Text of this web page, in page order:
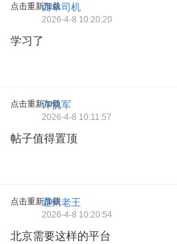
点击重新加载西单司机
2026-4-8 10:20:20
学习了
点击重新加载
许悦军
2026-4-8 10:11:57
帖子值得置顶
点击重新加载通州老王
2026-4-8 10:20:54
北京需要这样的平台